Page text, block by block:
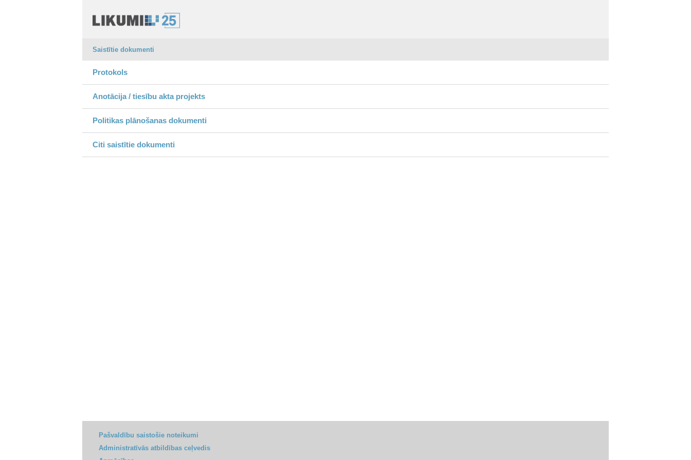
Saistītie dokumenti
Protokols
Anotācija / tiesību akta projekts
Politikas plānošanas dokumenti
Citi saistītie dokumenti
Pašvaldību saistošie noteikumi
Administratīvās atbildības ceļvedis